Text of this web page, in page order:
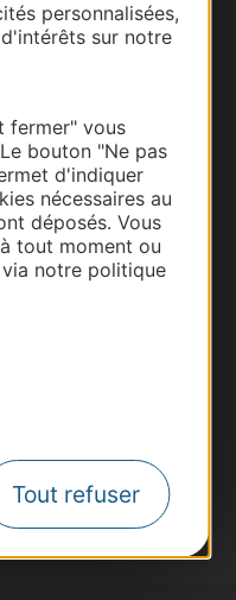
personnalisées,
sur notre
fermer" vous
bouton "Ne pas
d'indiquer
nécessaires au
déposés. Vous
tout moment ou
notre politique
Tout refuser
et de sorties.